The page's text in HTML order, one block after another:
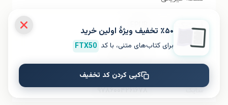
فرمت کتاب EPUB
کتاب
شابک ۹۷۸۶۰۰۴۲۶۱۶۷۸
٪۵۰ تخفیف ویژۀ اولین خرید
برای کتاب‌های متنی، با کد FTX50
کپی کردن کد تخفیف